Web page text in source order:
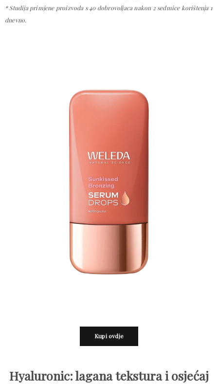
* Studija primjene proizvoda s 40 dobrovoljaca nakon 2 sedmice korištenja 1
dnevno.
Kupi ovdje
Hyaluronic: lagana tekstura i osjećaj